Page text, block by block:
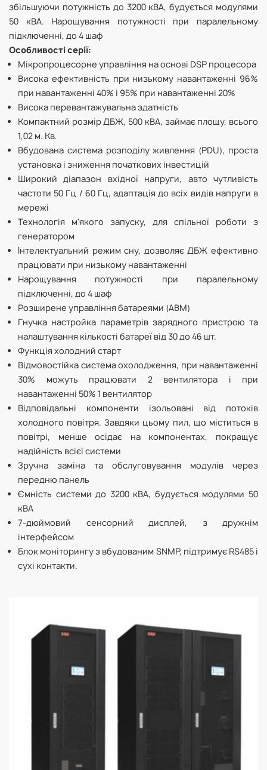
збільшуючи потужність до 3200 кВА, будується модулями
50 кВА. Нарощування потужності при паралельному
підключенні, до 4 шаф
Особливості серії:
Мікропроцесорне управління на основі DSP процесора
Висока ефективність при низькому навантаженні 96%
при навантаженні 40% і 95% при навантаженні 20%
Висока перевантажувальна здатність
Компактний розмір ДБЖ, 500 кВА, займає площу, всього
1,02 м. Кв.
Вбудована система розподілу живлення (PDU), проста
установка і зниження початкових інвестицій
Широкий діапазон вхідної напруги, авто чутливість
частоти 50 Гц / 60 Гц, адаптація до всіх видів напруги в
мережі
Технологія м'якого запуску, для спільної роботи з
генератором
Інтелектуальний режим сну, дозволяє ДБЖ ефективно
працювати при низькому навантаженні
Нарощування потужності при паралельному
підключенні, до 4 шаф
Розширене управління батареями (ABM)
Гнучка настройка параметрів зарядного пристрою та
налаштування кількості батареї від 30 до 46 шт.
Функція холодний старт
Відмовостійка система охолодження, при навантаженні
30% можуть працювати 2 вентилятора і при
навантаженні 50% 1 вентилятор
Відповідальні компоненти ізольовані від потоків
холодного повітря. Завдяки цьому пил, що міститься в
повітрі, менше осідає на компонентах, покращує
надійність всієї системи
Зручна заміна та обслуговування модулів через
передню панель
Ємність системи до 3200 кВА, будується модулями 50
кВА
7-дюймовий сенсорний дисплей, з дружнім
інтерфейсом
Блок моніторингу з вбудованим SNMP, підтримує RS485 і
сухі контакти.